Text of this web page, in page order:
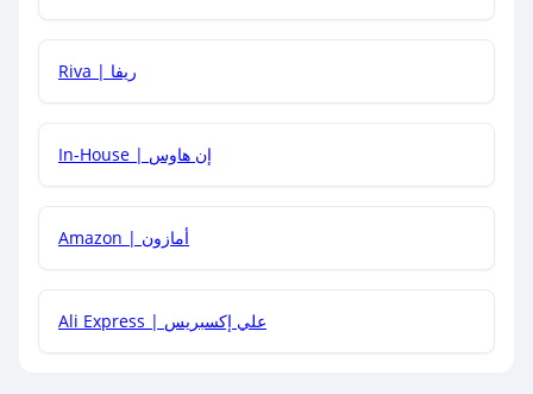
هل يمكنني جمع كود خصم مع العروض الأخرى؟
Riva | ريفا
In-House | إن هاوس
Amazon | أمازون
Ali Express | علي إكسبريس